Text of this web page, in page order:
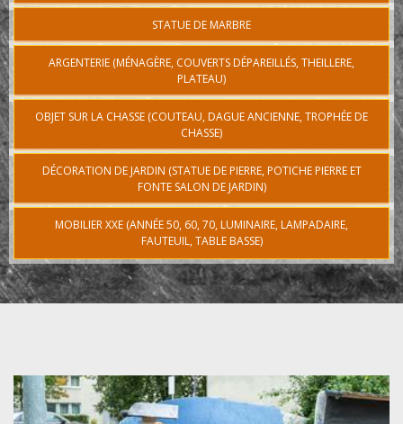
STATUE DE MARBRE
ARGENTERIE (MÉNAGÈRE, COUVERTS DÉPAREILLÉS, THEILLERE,
PLATEAU)
OBJET SUR LA CHASSE (COUTEAU, DAGUE ANCIENNE, TROPHÉE DE
CHASSE)
DÉCORATION DE JARDIN (STATUE DE PIERRE, POTICHE PIERRE ET
FONTE SALON DE JARDIN)
MOBILIER XXE (ANNÉE 50, 60, 70, LUMINAIRE, LAMPADAIRE,
FAUTEUIL, TABLE BASSE)